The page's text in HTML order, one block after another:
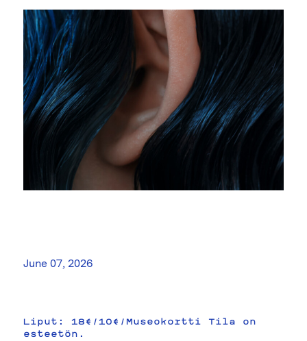
June 07, 2026
Liput: 18€/10€/Museokortti Tila on
esteetön.